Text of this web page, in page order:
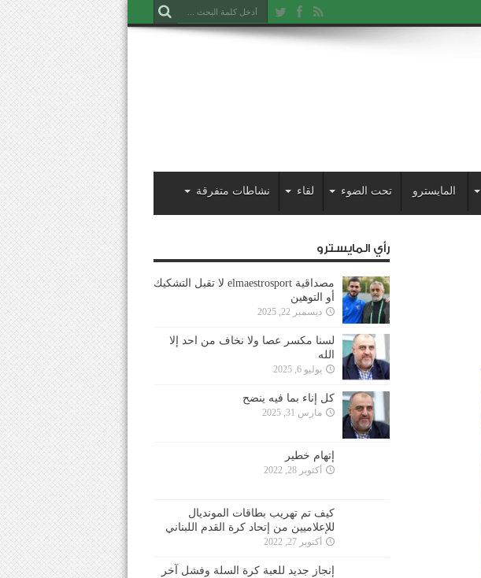
المايسترو تحت الضوء لقاء نشاطات متفرقة
رأي المايسترو
مصداقية elmaestrosport لا تقبل التشكيك
أو التوهين
ديسمبر 22, 2025
لسنا مكسر عصا ولا نخاف من احد إلا
الله
يوليو 6, 2025
كل إناء بما فيه ينضح
مارس 31, 2025
إتهام خطير
أكتوبر 28, 2022
كيف تم تهريب بطاقات المونديال
للإعلاميين من إتحاد كرة القدم اللبناني
أكتوبر 27, 2022
إنجاز جديد للعبة كرة السلة وفشل آخر